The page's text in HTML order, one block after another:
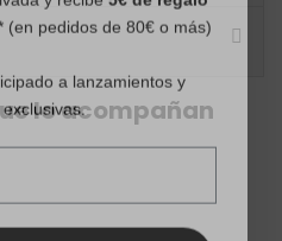
lo acompañan
(en pedidos de 80€ o más)